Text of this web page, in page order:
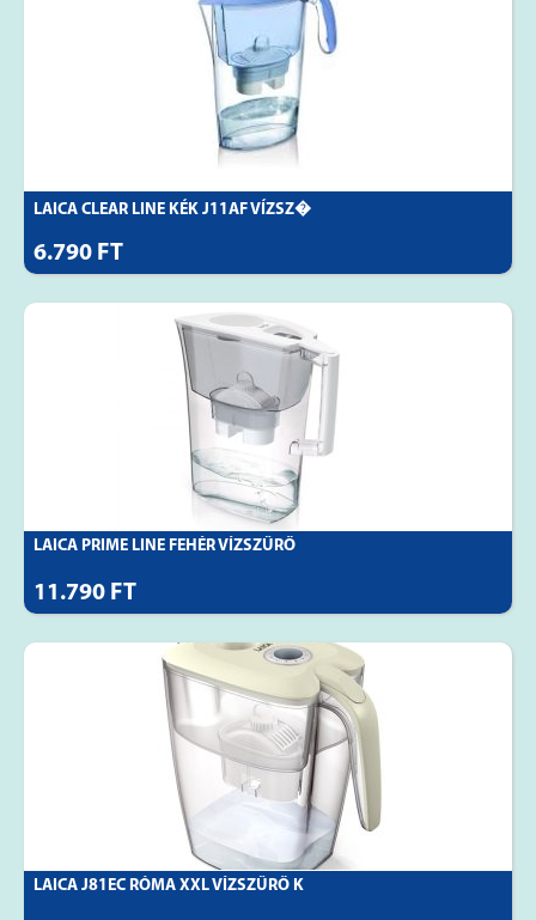
LAICA CLEAR LINE KÉK J11AF VÍZSZ�
6.790 FT
LAICA PRIME LINE FEHÉR VÍZSZŰRŐ
11.790 FT
LAICA J81EC RÓMA XXL VÍZSZŰRŐ K